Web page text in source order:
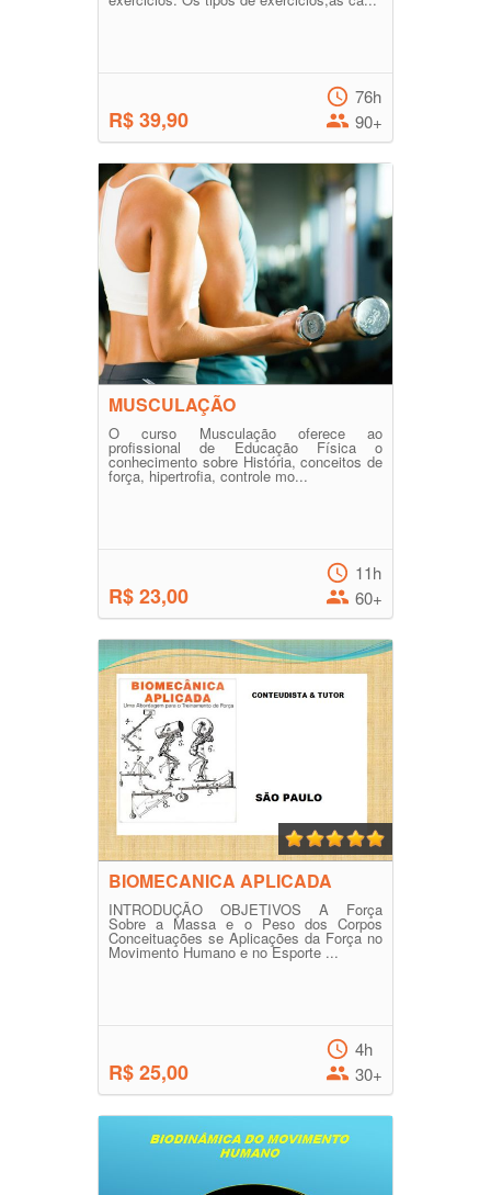
R$ 39,90
76h
90+
MUSCULAÇÃO
O curso Musculação oferece ao
profissional de Educação Física o
conhecimento sobre História, conceitos de
força, hipertrofia, controle mo...
R$ 23,00
11h
60+
BIOMECANICA APLICADA
INTRODUÇÃO OBJETIVOS A Força
Sobre a Massa e o Peso dos Corpos
Conceituações se Aplicações da Força no
Movimento Humano e no Esporte ...
R$ 25,00
4h
30+